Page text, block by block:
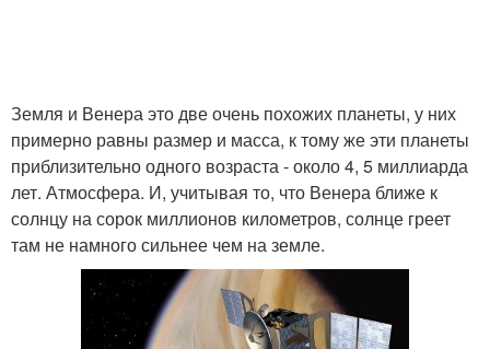
Земля и Венера это две очень похожих планеты, у них
примерно равны размер и масса, к тому же эти планеты
приблизительно одного возраста - около 4, 5 миллиарда
лет. Атмосфера. И, учитывая то, что Венера ближе к
солнцу на сорок миллионов километров, солнце греет
там не намного сильнее чем на земле.